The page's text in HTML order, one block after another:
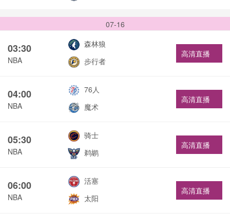
07-16
03:30
NBA
森林狼
步行者
高清直播
04:00
NBA
76人
魔术
高清直播
05:30
NBA
骑士
鹈鹕
高清直播
06:00
NBA
活塞
太阳
高清直播